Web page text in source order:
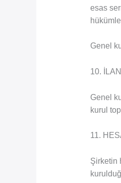
esas
Genel
10. İLAN
Genel
kurul
11.
Şirketin